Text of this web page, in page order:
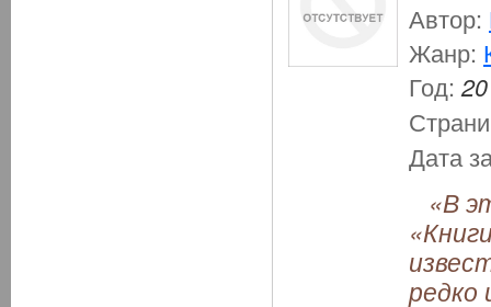
Автор:
Жанр:
Год:
Дата
«В
редко